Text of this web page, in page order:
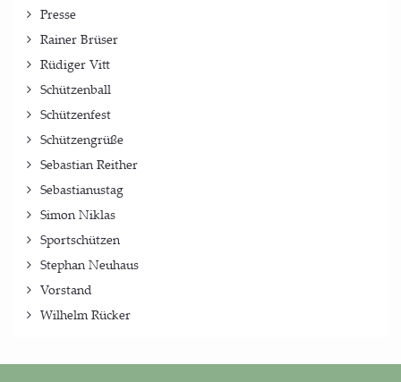
Presse
Rainer Brüser
Rüdiger Vitt
Schützenball
Schützenfest
Schützengrüße
Sebastian Reither
Sebastianustag
Simon Niklas
Sportschützen
Stephan Neuhaus
Vorstand
Wilhelm Rücker